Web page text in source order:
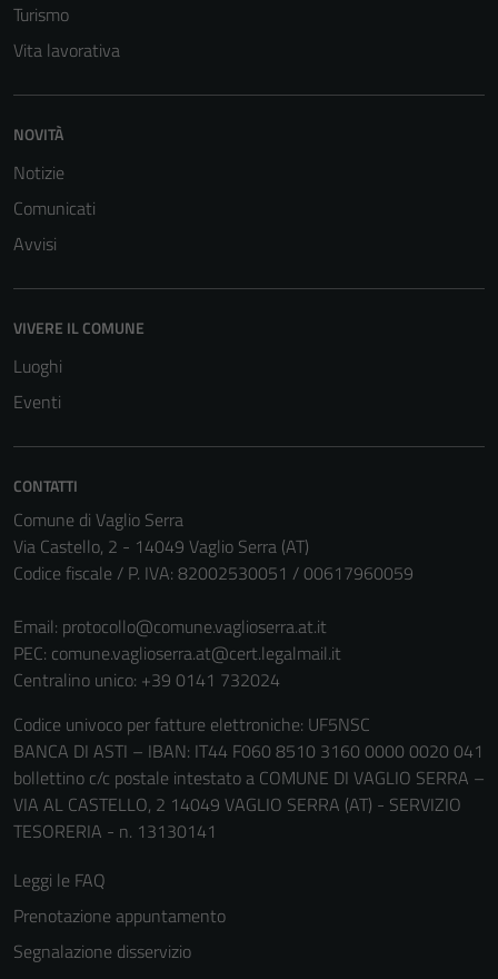
Turismo
Vita lavorativa
NOVITÀ
Notizie
Comunicati
Avvisi
VIVERE IL COMUNE
Luoghi
Eventi
CONTATTI
Comune di Vaglio Serra
Via Castello, 2 - 14049 Vaglio Serra (AT)
Codice fiscale / P. IVA: 82002530051 / 00617960059
Email: protocollo@comune.vaglioserra.at.it
PEC: comune.vaglioserra.at@cert.legalmail.it
Centralino unico: +39 0141 732024
Codice univoco per fatture elettroniche: UF5NSC
BANCA DI ASTI – IBAN: IT44 F060 8510 3160 0000 0020 041
bollettino c/c postale intestato a COMUNE DI VAGLIO SERRA –
VIA AL CASTELLO, 2 14049 VAGLIO SERRA (AT) - SERVIZIO
TESORERIA - n. 13130141
Leggi le FAQ
Prenotazione appuntamento
Segnalazione disservizio